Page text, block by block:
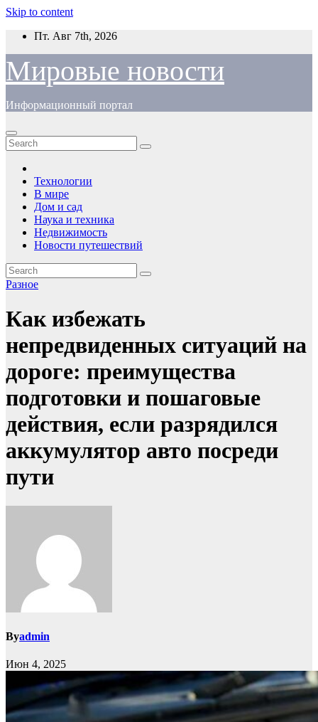
Skip to content
Пт. Авг 7th, 2026
Мировые новости
Информационный портал
Технологии
В мире
Дом и сад
Наука и техника
Недвижимость
Новости путешествий
Разное
Как избежать
непредвиденных ситуаций на
дороге: преимущества
подготовки и пошаговые
действия, если разрядился
аккумулятор авто посреди
пути
Byadmin
Июн 4, 2025